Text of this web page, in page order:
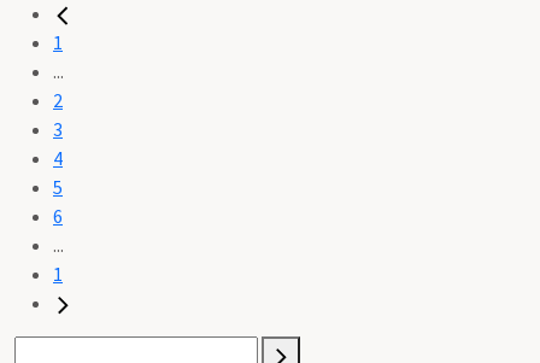
1
...
2
3
4
5
6
...
1